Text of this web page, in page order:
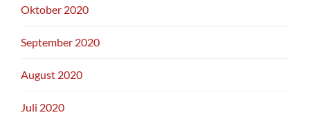
Oktober 2020
September 2020
August 2020
Juli 2020